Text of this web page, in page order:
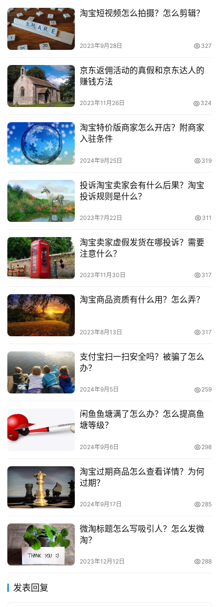
电
商
创
创
业
项
视
频
淘
宝
分
品无法正常显示，那也可以参照上面介绍的原因去进行验
证，最后再选择对应的解决方案。
推荐阅读：
微淘和淘宝达人的区别是什么?体现在哪些方面?
淘宝雷锋侠是什么意思?怎么获得这个称号?
若转载，请注明出处：
https://www.zaotuan.com.cn/117533.html
版权声明：本文内容由互联网用户自发贡献，该文观点仅代表
承担相关法律责任。如发现本站有涉嫌抄袭侵权/违法违规的内
容， 请发送邮件至 153055113@qq.com 举报，一经查实，
本站将立刻删除。
淘宝短视频怎么拍摄？怎么剪辑？
2023年9月28日 327
京东返佣活动的真假和京东达人的
赚钱方法
2023年11月26日 324
淘宝特价版商家怎么开店？附商家
入驻条件
2024年9月25日 319
投诉淘宝卖家会有什么后果？淘宝
投诉规则是什么？
2023年7月22日 311
淘宝卖家虚假发货在哪投诉？需要
注意什么？
2023年11月30日 317
淘宝商品资质有什么用？怎么弄？
2023年8月13日 317
支付宝扫一扫安全吗？被骗了怎么
办？
2024年9月5日 259
闲鱼鱼塘满了怎么办？怎么提高鱼
塘等级？
2024年9月6日 298
淘宝过期商品怎么查看详情？为何
过期？
2024年9月17日 285
微淘标题怎么写吸引人？怎么发微
淘？
2023年12月12日 288
发表回复